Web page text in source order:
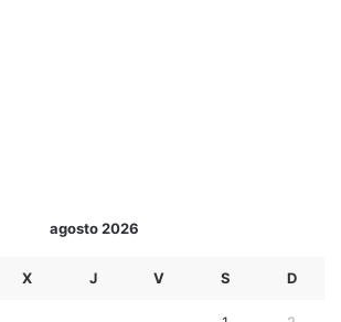
agosto 2026
X J V S D